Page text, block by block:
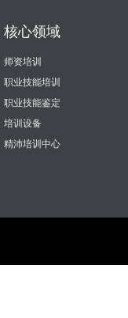
核心领域
师资培训
职业技能培训
职业技能鉴定
培训设备
精沛培训中心